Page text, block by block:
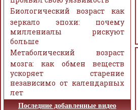
Биологический возраст как
зеркало эпохи: почему
миллениалы рискуют
больше
Метаболический возраст
мозга: как обмен веществ
ускоряет старение
независимо от календарных
лет
Последние добавленные видео